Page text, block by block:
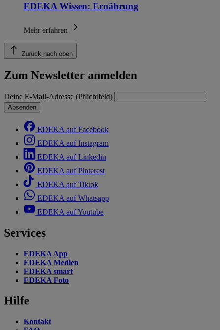
EDEKA Wissen: Ernährung
Mehr erfahren
Zurück nach oben
Zum Newsletter anmelden
Deine E-Mail-Adresse (Pflichtfeld)
Absenden
EDEKA auf Facebook
EDEKA auf Instagram
EDEKA auf Linkedin
EDEKA auf Pinterest
EDEKA auf Tiktok
EDEKA auf Whatsapp
EDEKA auf Youtube
Services
EDEKA App
EDEKA Medien
EDEKA smart
EDEKA Foto
Hilfe
Kontakt